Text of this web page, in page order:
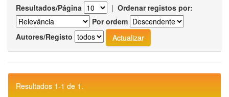
Resultados/Página | Ordenar registos por:
Por ordem
Autores/Registo
Resultados 1-1 de 1.